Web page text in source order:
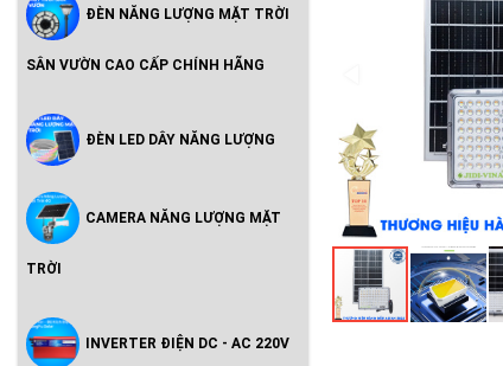
Vườn Cao Cấp Chính Hãng
Hoàng Quốc Bảo - Độ Sáng Cao,
ĐÈN NĂNG LƯỢNG MẶT TRỜI
SÂN VƯỜN CAO CẤP CHÍNH HÃNG
ĐÈN LED DÂY NĂNG LƯỢNG
CAMERA NĂNG LƯỢNG MẶT
TRỜI
INVERTER ĐIỆN DC - AC 220V